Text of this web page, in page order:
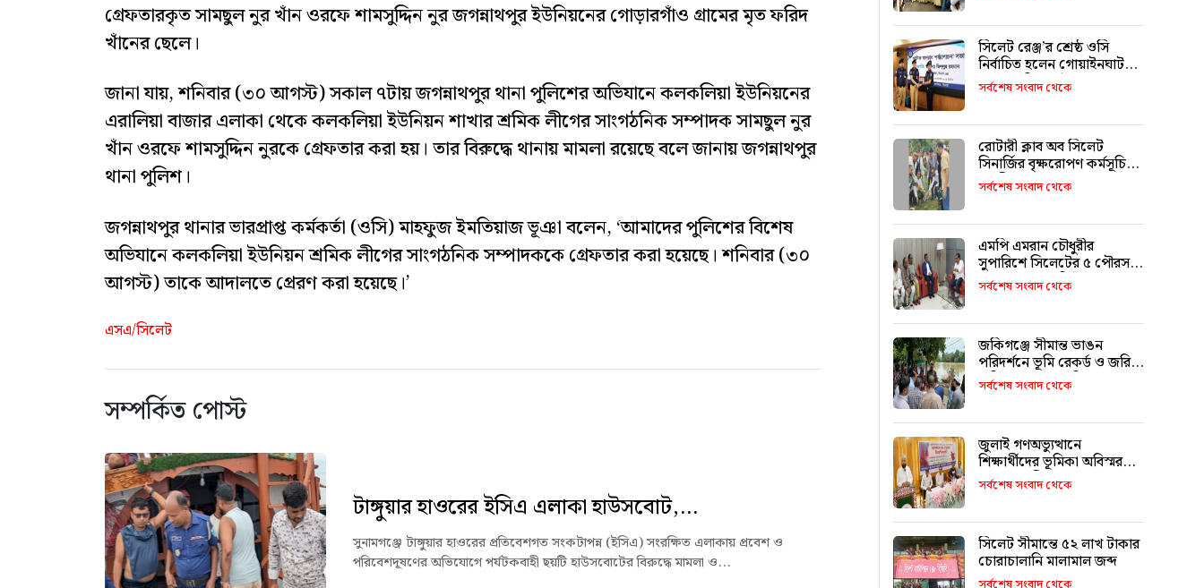
গ্রেফতারকৃত সামছুল নুর খাঁন ওরফে শামসুদ্দিন নুর জগন্নাথপুর ইউনিয়নের গোড়ারগাঁও গ্রামের মৃত ফরিদ
খাঁনের ছেলে।
জানা যায়, শনিবার (৩০ আগস্ট) সকাল ৭টায় জগন্নাথপুর থানা পুলিশের অভিযানে কলকলিয়া ইউনিয়নের
এরালিয়া বাজার এলাকা থেকে কলকলিয়া ইউনিয়ন শাখার শ্রমিক লীগের সাংগঠনিক সম্পাদক সামছুল নুর
খাঁন ওরফে শামসুদ্দিন নুরকে গ্রেফতার করা হয়। তার বিরুদ্ধে থানায় মামলা রয়েছে বলে জানায় জগন্নাথপুর
থানা পুলিশ।
জগন্নাথপুর থানার ভারপ্রাপ্ত কর্মকর্তা (ওসি) মাহফুজ ইমতিয়াজ ভূঞা বলেন, ‘আমাদের পুলিশের বিশেষ
অভিযানে কলকলিয়া ইউনিয়ন শ্রমিক লীগের সাংগঠনিক সম্পাদককে গ্রেফতার করা হয়েছে। শনিবার (৩০
আগস্ট) তাকে আদালতে প্রেরণ করা হয়েছে।’
এসএ/সিলেট
সম্পর্কিত পোস্ট
টাঙ্গুয়ার হাওরের ইসিএ এলাকা হাউসবোট,...
সুনামগঞ্জে টাঙ্গুয়ার হাওরের প্রতিবেশগত সংকটাপন্ন (ইসিএ) সংরক্ষিত এলাকায় প্রবেশ ও
পরিবেশদূষণের অভিযোগে পর্যটকবাহী ছয়টি হাউসবোটের বিরুদ্ধে মামলা ও...
সিলেট রেঞ্জ’র শ্রেষ্ঠ ওসি
নির্বাচিত হলেন গোয়াইনঘাট
থানার অফিসার ইনচার্জ ওমর
ফারুক মোড়ল
সর্বশেষ সংবাদ থেকে
রোটারী ক্লাব অব সিলেট
সিনার্জির বৃক্ষরোপণ কর্মসূচি
অনুষ্ঠিত
সর্বশেষ সংবাদ থেকে
এমপি এমরান চৌধুরীর
সুপারিশে সিলেটের ৫ পৌরসভা
পাচ্ছে ৫ শ কোটি টাকা
সর্বশেষ সংবাদ থেকে
জকিগঞ্জে সীমান্ত ভাঙন
পরিদর্শনে ভূমি রেকর্ড ও জরিপ
অধিদপ্তরের মহাপরিচালক
সর্বশেষ সংবাদ থেকে
জুলাই গণঅভ্যুত্থানে
শিক্ষার্থীদের ভূমিকা অবিস্মরণীয়
: এম এ মালিক
সর্বশেষ সংবাদ থেকে
সিলেট সীমান্তে ৫২ লাখ টাকার
চোরাচালানি মালামাল জব্দ